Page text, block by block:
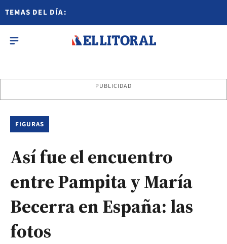
TEMAS DEL DÍA:
PUBLICIDAD
FIGURAS
Así fue el encuentro
entre Pampita y María
Becerra en España: las
fotos